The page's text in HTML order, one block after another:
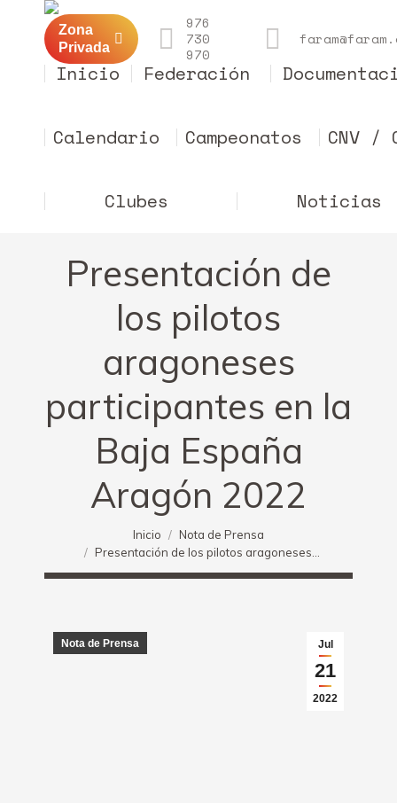
Zona
Privada
976
730
970
Inicio Federación
Calendario Campeonatos CNV /
Clubes Noticias
Presentación de
los pilotos
aragoneses
participantes en la
Baja España
Aragón 2022
Inicio
Nota de Prensa
Presentación de los pilotos aragoneses…
Jul
21
2022
Nota de Prensa